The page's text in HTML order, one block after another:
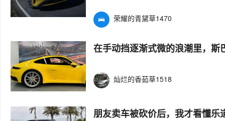
荣耀的青黛草1470
在手动挡逐渐式微的浪潮里，
灿烂的香茹草1518
朋友卖车被砍价后，我才看懂乐